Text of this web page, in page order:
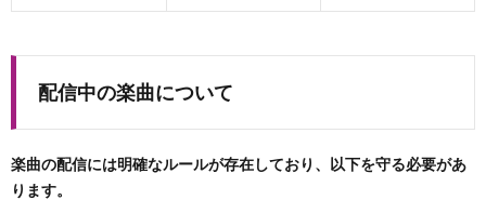
配信中の楽曲について
楽曲の配信には明確なルールが存在しており、以下を守る必要があ
ります。